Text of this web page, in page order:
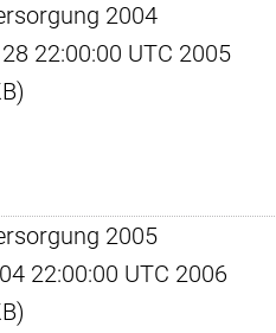
2004
22:00:00 UTC 2005
2005
22:00:00 UTC 2006